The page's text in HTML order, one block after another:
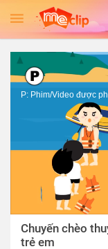
02:20
P: Phim/Video được
Chuyến chèo
trẻ em